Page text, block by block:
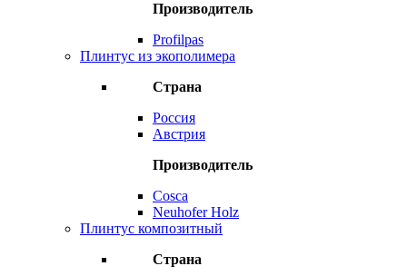
Производитель
Profilpas
Плинтус из экополимера
Страна
Россия
Австрия
Производитель
Cosca
Neuhofer Holz
Плинтус композитный
Страна